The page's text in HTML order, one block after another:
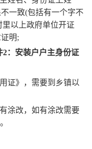
一致(包括有一个字不
里以上政府单位开证
明;
2：安装户户主身份证
证》，需要到乡镇以
涂改，如有涂改需要